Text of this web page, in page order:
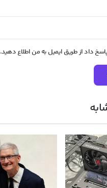
داد از طریق ایمیل به من اطلاع دهید.